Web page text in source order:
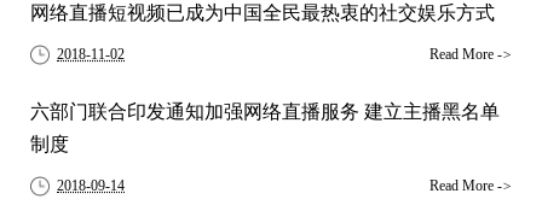
网络直播短视频已成为中国全民最热衷的社交娱乐方式
2018-11-02 Read More ->
六部门联合印发通知加强网络直播服务 建立主播黑名单
制度
2018-09-14 Read More ->